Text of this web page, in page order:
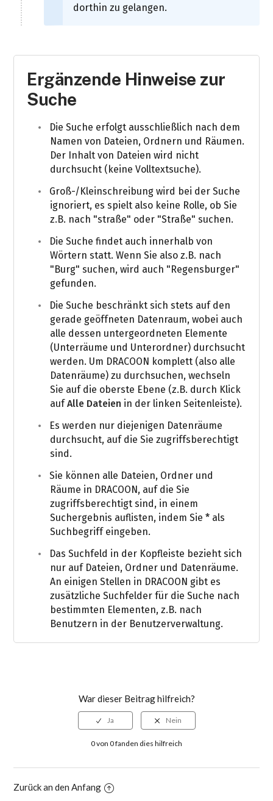
dorthin zu gelangen.
Ergänzende Hinweise zur
Suche
Die Suche erfolgt ausschließlich nach dem
Namen von Dateien, Ordnern und Räumen.
Der Inhalt von Dateien wird nicht
durchsucht (keine Volltextsuche).
Groß-/Kleinschreibung wird bei der Suche
ignoriert, es spielt also keine Rolle, ob Sie
z.B. nach "straße" oder "Straße" suchen.
Die Suche findet auch innerhalb von
Wörtern statt. Wenn Sie also z.B. nach
"Burg" suchen, wird auch "Regensburger"
gefunden.
Die Suche beschränkt sich stets auf den
gerade geöffneten Datenraum, wobei auch
alle dessen untergeordneten Elemente
(Unterräume und Unterordner) durchsucht
werden. Um DRACOON komplett (also alle
Datenräume) zu durchsuchen, wechseln
Sie auf die oberste Ebene (z.B. durch Klick
aufAlle Dateien in der linken Seitenleiste).
Es werden nur diejenigen Datenräume
durchsucht, auf die Sie zugriffsberechtigt
sind.
Sie können alle Dateien, Ordner und
Räume in DRACOON, auf die Sie
zugriffsberechtigt sind, in einem
Suchergebnis auflisten, indem Sie* als
Suchbegriff eingeben.
Das Suchfeld in der Kopfleiste bezieht sich
nur auf Dateien, Ordner und Datenräume.
An einigen Stellen in DRACOON gibt es
zusätzliche Suchfelder für die Suche nach
bestimmten Elementen, z.B. nach
Benutzern in der Benutzerverwaltung.
War dieser Beitrag hilfreich?
0 von 0 fanden dies hilfreich
Zurück an den Anfang